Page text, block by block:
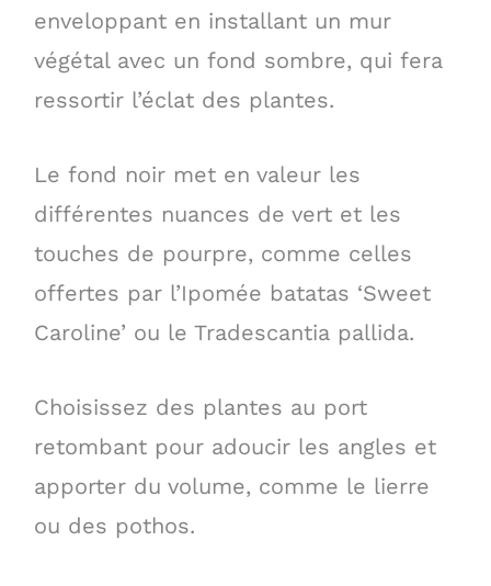
enveloppant en installant un mur
végétal avec un fond sombre, qui fera
ressortir l’éclat des plantes.
Le fond noir met en valeur les
différentes nuances de vert et les
touches de pourpre, comme celles
offertes par l’Ipomée batatas ‘Sweet
Caroline’ ou le Tradescantia pallida.
Choisissez des plantes au port
retombant pour adoucir les angles et
apporter du volume, comme le lierre
ou des pothos.